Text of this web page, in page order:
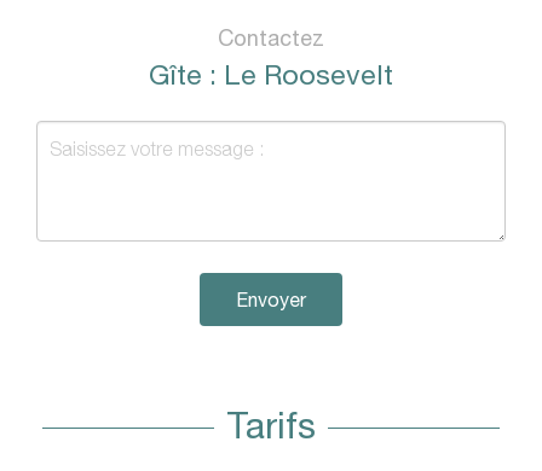
Contactez
Gîte : Le Roosevelt
Envoyer
Tarifs